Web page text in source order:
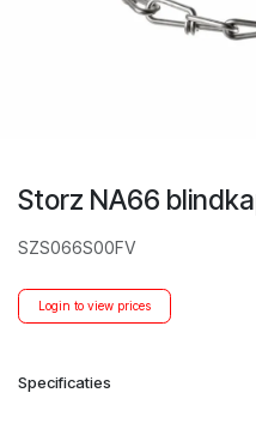
Storz NA66
SZS066S00FV
Login to view prices
Specificaties